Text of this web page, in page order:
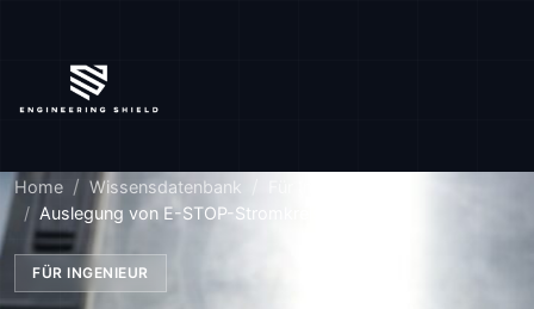
Home Wissensdatenbank
Auslegung von E-STOP-Stromkreisen nac...
FÜR INGENIEUR